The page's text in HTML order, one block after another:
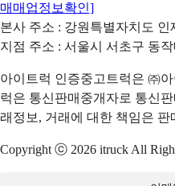
매매업정보확인]
본사 주소 : 강원특별자치도 인
지점 주소 : 서울시 서초구 동
아이트럭 인증중고트럭은 ㈜
럭은 통신판매중개자로 통신
래정보, 거래에 대한 책임은 판
Copyright ⓒ 2026 itruck All